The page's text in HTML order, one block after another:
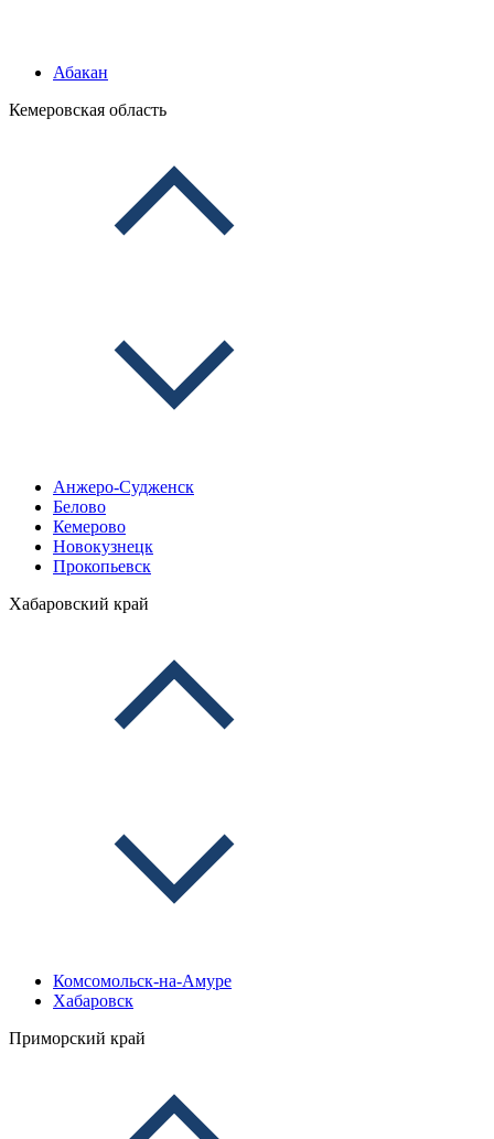
Абакан
Кемеровская область
Анжеро-Судженск
Белово
Кемерово
Новокузнецк
Прокопьевск
Хабаровский край
Комсомольск-на-Амуре
Хабаровск
Приморский край